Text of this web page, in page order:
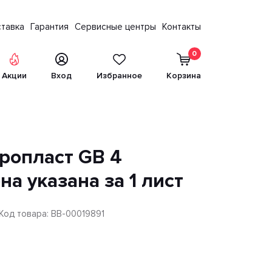
Гарантия Сервисные центры Контакты
Акции Вход Избранное
0
Корзина
GB 4
указана за 1 лист
товара: BB-00019891